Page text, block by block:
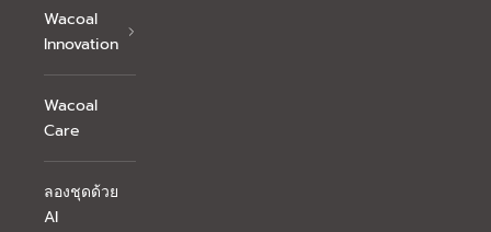
Wacoal
Innovation
Wacoal
Care
ลองชุดด้วย
AI